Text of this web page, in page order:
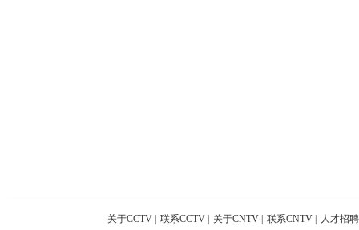
关于CCTV | 联系CCTV | 关于CNTV | 联系CNTV | 人才招聘